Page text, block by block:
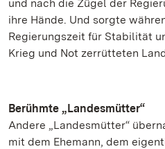
und nach die Zügel der
ihre Hände. Und sorgte
Regierungszeit für Stabilität
Krieg und Not zerrütteten
Berühmte „Landesmütter“
Andere „Landesmütter“
mit dem Ehemann, dem